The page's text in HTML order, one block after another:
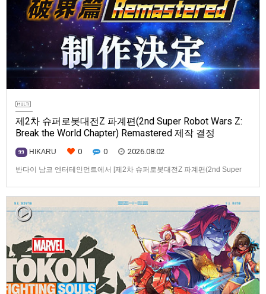
제2차 슈퍼로봇대전Z 파계편(2nd Super Robot Wars Z:
Break the World Chapter) Remastered 제작 결정
99 HIKARU 0 0 2026.08.02
반다이 남코 엔터테인먼트에서 [제2차 슈퍼로봇대전Z 파계편(2nd Super
판[제2차 슈퍼로봇대전Z 파계편]은 2011년 PSP로 발매되었으며, 2012년
에 발매되었던 [제2…